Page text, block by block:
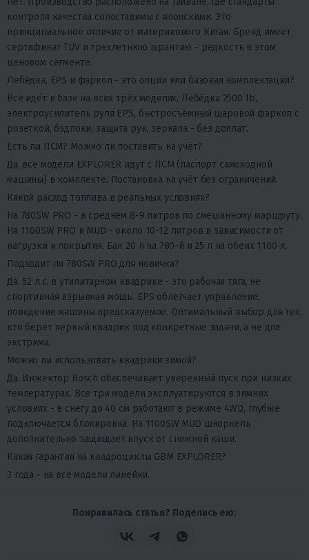
контроля качества сопоставимы с японскими. Это
принципиальное отличие от материкового Китая. Бренд имеет
сертификат TÜV и трёхлетнюю гарантию - редкость в этом
ценовом сегменте.
Лебёдка, EPS и фаркоп - это опции или базовая комплектация?
Всё идёт в базе на всех трёх моделях. Лебёдка 2500 lb,
электроусилитель руля EPS, быстросъёмный шаровой фаркоп с
розеткой, бэдлоки, защита рук, зеркала - без доплат.
Есть ли ПСМ? Можно ли поставить на учёт?
Да, все модели EXPLORER идут с ПСМ (паспорт самоходной
машины) в комплекте. Постановка на учёт без ограничений.
Какой расход топлива в реальных условиях?
На 780SW PRO - в среднем 8-9 литров по смешанному маршруту.
На 1100SW PRO и MUD - около 10-12 литров в зависимости от
нагрузки и покрытия. Бак 20 л на 780-й и 25 л на обеих 1100-х.
Подходит ли 780SW PRO для новичка?
Да. 52 л.с. в утилитарном квадрике - это рабочая тяга, не
спортивная взрывная мощь. EPS облегчает управление,
поведение машины предсказуемое. Оптимальный выбор для тех,
кто берёт первый квадрик под конкретные задачи, а не для
экстрима.
Можно ли использовать квадрики зимой?
Да. Инжектор Bosch обеспечивает уверенный пуск при низких
температурах. Все три модели эксплуатируются в зимних
условиях - в снегу до 40 см работают в режиме 4WD, глубже
подключается блокировка. На 1100SW MUD шноркель
дополнительно защищает впуск от снежной каши.
Какая гарантия на квадроциклы GBM EXPLORER?
3 года - на все модели линейки.
Понравилась статья? Поделись ею: